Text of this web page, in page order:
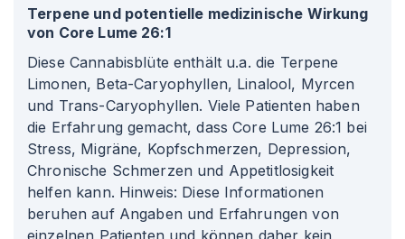
Terpene und potentielle medizinische Wirkung
von Core Lume 26:1
Diese Cannabisblüte enthält u.a. die Terpene
Limonen, Beta-Caryophyllen, Linalool, Myrcen
und Trans-Caryophyllen. Viele Patienten haben
die Erfahrung gemacht, dass Core Lume 26:1 bei
Stress, Migräne, Kopfschmerzen, Depression,
Chronische Schmerzen und Appetitlosigkeit
helfen kann. Hinweis: Diese Informationen
beruhen auf Angaben und Erfahrungen von
einzelnen Patienten und können daher kein